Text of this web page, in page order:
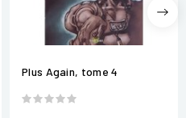
Plus Again, tome 4